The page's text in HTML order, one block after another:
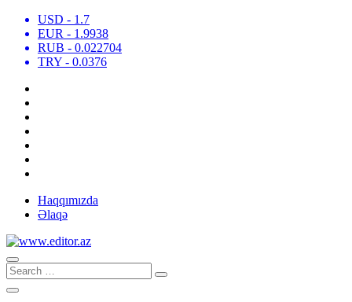
USD - 1.7
EUR - 1.9938
RUB - 0.022704
TRY - 0.0376
Haqqımızda
Əlaqə